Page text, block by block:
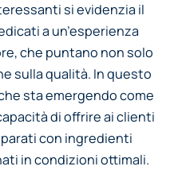
si evidenzia il
a un’esperienza
che puntano non solo
sulla qualità. In questo
sta emergendo come
di offrire ai clienti
con ingredienti
in condizioni ottimali.